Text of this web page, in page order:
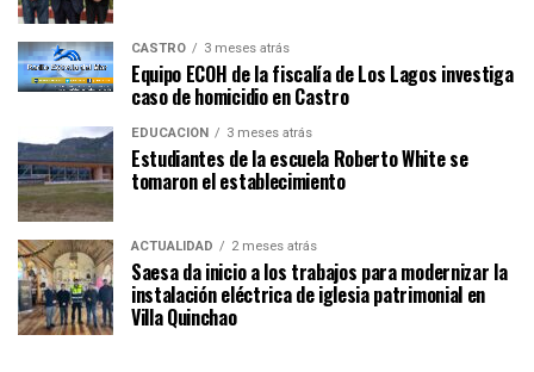
CASTRO 3 meses atrás
Equipo ECOH de la fiscalía de Los Lagos investiga
caso de homicidio en Castro
EDUCACIÓN 3 meses atrás
Estudiantes de la escuela Roberto White se
tomaron el establecimiento
ACTUALIDAD 2 meses atrás
Saesa da inicio a los trabajos para modernizar la
instalación eléctrica de iglesia patrimonial en
Villa Quinchao